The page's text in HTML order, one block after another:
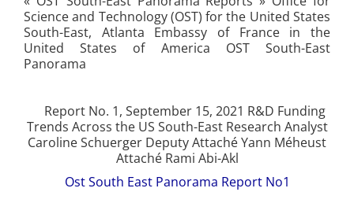
Science and Technology (OST) for the United States
South-East, Atlanta Embassy of France in the
United States of America OST South-East
Panorama
Report No. 1, September 15, 2021 R&D Funding
Trends Across the US South-East Research Analyst
Caroline Schuerger Deputy Attaché Yann Méheust
Attaché Rami Abi-Akl
Ost South East Panorama Report No1